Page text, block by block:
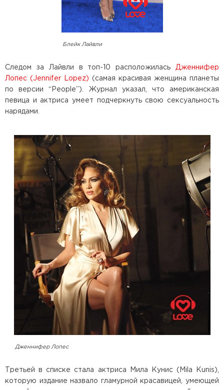
Блейк Лайвли
Следом за Лайвли в топ-10 расположилась Дженнифер
Лопес (Jennifer Lopez) (самая красивая женщина планеты
по версии “People”). Журнал указал, что американская
певица и актриса умеет подчеркнуть свою сексуальность
нарядами.
Дженнифер Лопес
Третьей в списке стала актриса Мила Кунис (Mila Kunis),
которую издание назвало гламурной красавицей, умеющей